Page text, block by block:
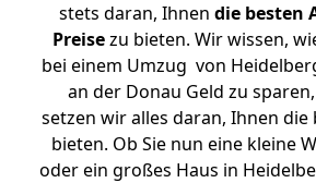
stets daran, Ihnen die besten
Preisezu bieten. Wir wissen,
bei einem Umzug von
an der Donau Geld zu
setzen wir alles daran, Ihnen die
bieten. Ob Sie nun eine kleine
oder ein großes Haus in